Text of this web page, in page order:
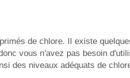
de chlore. Il existe
vous n'avez pas besoin
des niveaux adéquats de